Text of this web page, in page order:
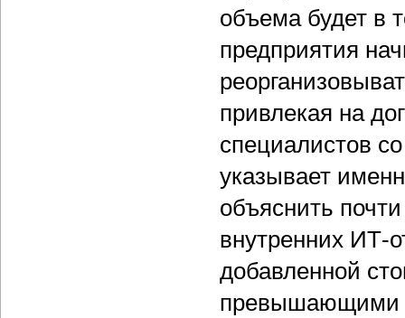
объема будет в
предприятия
привлекая на
специалистов
указывает
объяснить
внутренних ИТ-
добавленной
превышающими